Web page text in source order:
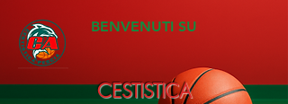
BENVENUTI SU
CESTISTICA